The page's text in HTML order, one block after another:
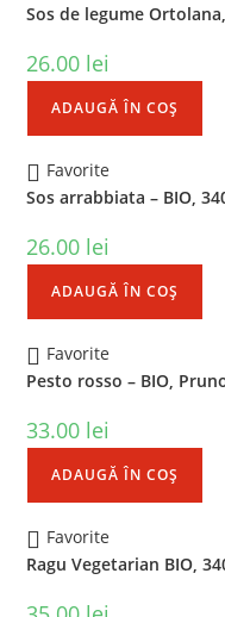
Sos de legume
26.00 lei
ADAUGĂ ÎN COȘ
Favorite
Sos arrabbiata – BIO,
26.00 lei
ADAUGĂ ÎN COȘ
Favorite
Pesto rosso – BIO,
33.00 lei
ADAUGĂ ÎN COȘ
Favorite
Ragu Vegetarian BIO,